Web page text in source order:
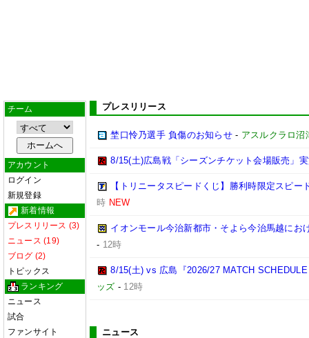
チーム
アカウント
ログイン
新規登録
新着情報
プレスリリース (3)
ニュース (19)
ブログ (2)
トピックス
ランキング
ニュース
試合
ファンサイト
プレスリリース
埜口怜乃選手 負傷のお知らせ - アスルクラロ沼
8/15(土)広島戦「シーズンチケット会場販売」
【トリニータスピードくじ】勝利時限定スピー
時 NEW
イオンモール今治新都市・そよら今治馬越にお
- 12時
8/15(土) vs 広島『2026/27 MATCH
ッズ - 12時
ニュース